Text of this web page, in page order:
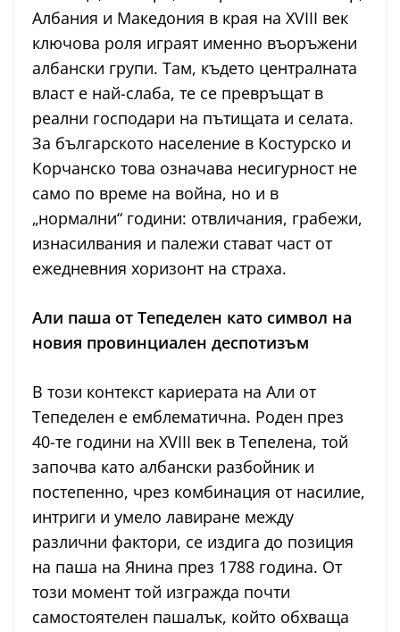
Албания и Македония в края на XVIII век
ключова роля играят именно въоръжени
албански групи. Там, където централната
власт е най-слаба, те се превръщат в
реални господари на пътищата и селата.
За българското население в Костурско и
Корчанско това означава несигурност не
само по време на война, но и в
„нормални“ години: отвличания, грабежи,
изнасилвания и палежи стават част от
ежедневния хоризонт на страха.
Али паша от Тепеделен като символ на
новия провинциален деспотизъм
В този контекст кариерата на Али от
Тепеделен е емблематична. Роден през
40-те години на XVIII век в Тепелена, той
започва като албански разбойник и
постепенно, чрез комбинация от насилие,
интриги и умело лавиране между
различни фактори, се издига до позиция
на паша на Янина през 1788 година. От
този момент той изгражда почти
самостоятелен пашалък, който обхваща